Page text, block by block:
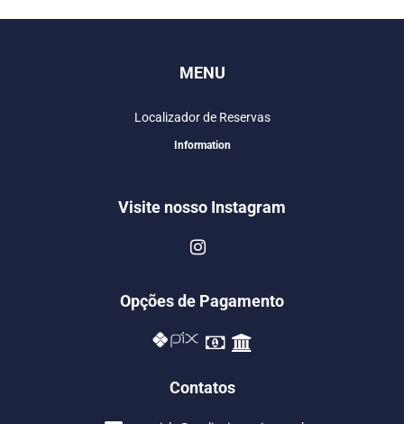
MENU
Localizador de Reservas
Information
Visite nosso Instagram
Opções de Pagamento
Contatos